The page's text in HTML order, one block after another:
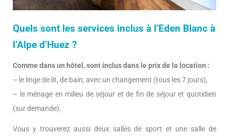
Quels sont les services inclus à l’Eden Blanc à
l’Alpe d’Huez ?
Comme dans un hôtel, sont inclus dans le prix de la location :
– le linge de lit, de bain, avec un changement (tous les 7 jours),
– le ménage en milieu de séjour et de fin de séjour et quotidien
(sur demande).
Vous y trouverez aussi deux salles de sport et une salle de